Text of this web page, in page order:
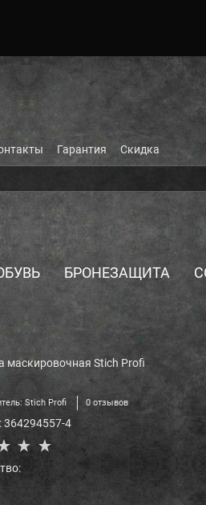
Гарантия Скидка
БРОНЕЗАЩИТА
маскировочная Stich Profi
Stich Profi 0 отзывов
364294557-4